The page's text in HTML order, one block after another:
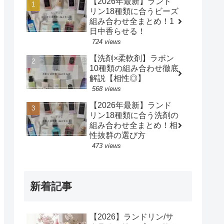
リン18種類に合うビーズ
組み合わせ全まとめ！1
日中香らせる！
724 views
【洗剤×柔軟剤】ラボン
10種類の組み合わせ徹底
解説【相性◎】
568 views
【2026年最新】ランド
リン18種類に合う洗剤の
組み合わせ全まとめ！相
性抜群の選び方
473 views
新着記事
【2026】ランドリン/サ